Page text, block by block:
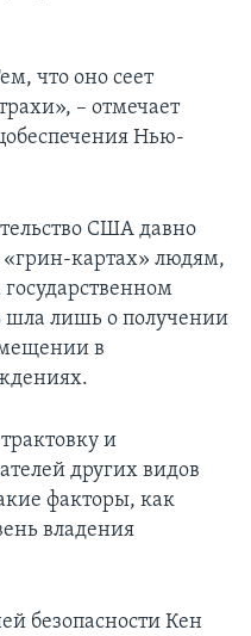
что оно сеет
– отмечает
Нью-
США давно
«грин-картах» людям,
шла лишь о получении
в
и
других видов
факторы, как
владения
безопасности Кен